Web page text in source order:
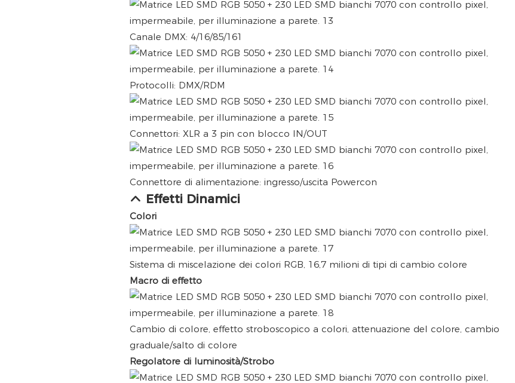
Canale DMX: 4/16/85/161
Protocolli: DMX/RDM
Connettori: XLR a 3 pin con blocco IN/OUT
Connettore di alimentazione: ingresso/uscita Powercon
Effetti Dinamici
Colori
Sistema di miscelazione dei colori RGB, 16,7 milioni di tipi di cambio colore
Macro di effetto
Cambio di colore, effetto stroboscopico a colori, attenuazione del colore, cambio
graduale/salto di colore
Regolatore di luminosità/Strobo